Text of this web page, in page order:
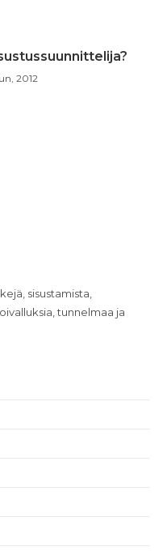
2012
sisustamista,
tunnelmaa ja